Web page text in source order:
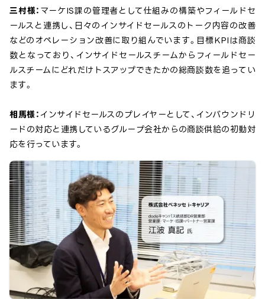
三村様： マーケIS課の管理者として仕組みの構築やフィールドセ
ールスと連携し、日々のインサイドセールスのトーク内容の改善
などのオペレーション改善に取り組んでいます。目標KPIは商談
数となっており、インサイドセールスチームからフィールドセー
ルスチームにどれだけトスアップできたかの総商談数を追ってい
ます。
相馬様： インサイドセールスのプレイヤーとして、インバウンドリ
ードの対応と連携しているグループ会社からの商談供給の初動対
応を行っています。